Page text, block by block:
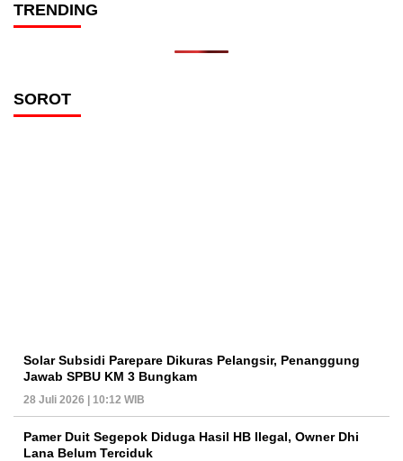
TRENDING
SOROT
Solar Subsidi Parepare Dikuras Pelangsir, Penanggung
Jawab SPBU KM 3 Bungkam
28 Juli 2026 | 10:12 WIB
Pamer Duit Segepok Diduga Hasil HB Ilegal, Owner Dhi
Lana Belum Terciduk